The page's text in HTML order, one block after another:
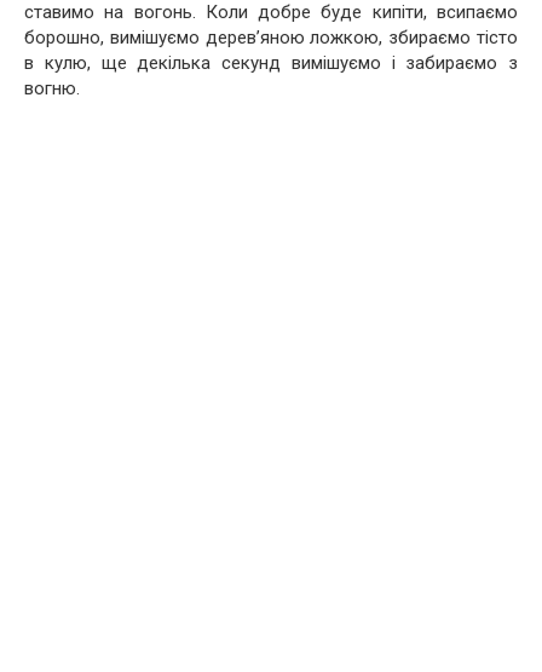
ставимо на вогонь. Коли добре буде кипіти, всипаємо
борошно, вимішуємо дерев’яною ложкою, збираємо тісто
в кулю, ще декілька секунд вимішуємо і забираємо з
вогню.